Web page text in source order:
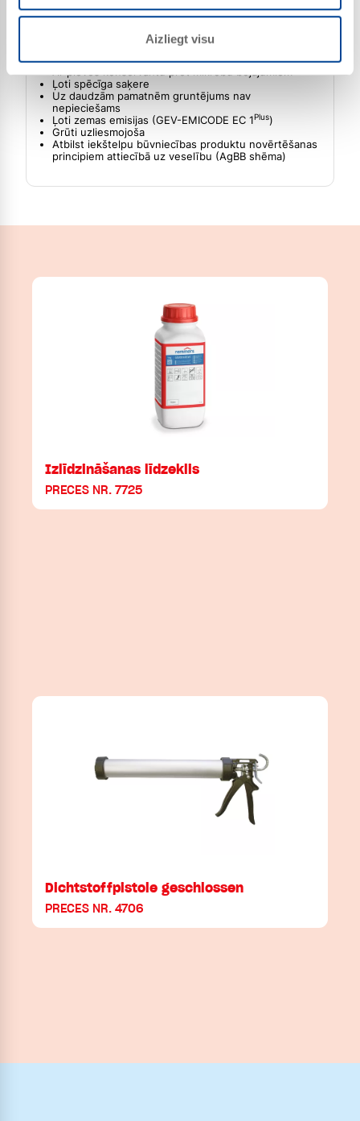
Aizliegt visu
Īpašības
Saderīgs ar krāsu saskaņā ar DIN 52452 4. daļu
Ar plēves konservantu pret mikrobu bojājumiem
Ļoti spēcīga saķere
Uz daudzām pamatnēm gruntējums nav
nepieciešams
Ļoti zemas emisijas (GEV-EMICODE EC 1Plus)
Grūti uzliesmojoša
Atbilst iekštelpu būvniecības produktu novērtēšanas
principiem attiecībā uz veselību (AgBB shēma)
Izlīdzināšanas līdzeklis
PRECES NR. 7725
Dichtstoffpistole geschlossen
PRECES NR. 4706